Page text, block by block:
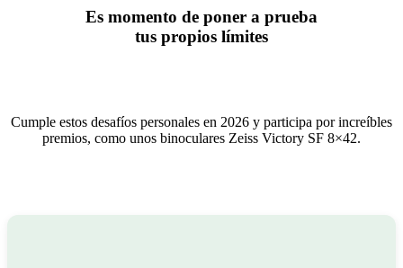
Es momento de poner a prueba
tus propios límites
Cumple estos desafíos personales en 2026 y participa por increíbles
premios, como unos binoculares Zeiss Victory SF 8×42.